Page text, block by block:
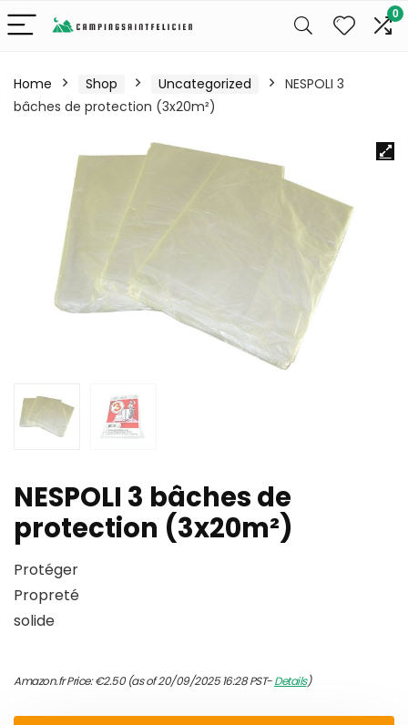
0
Home Shop Uncategorized
NESPOLI 3
bâches de protection (3x20m²)
NESPOLI 3 bâches de
protection (3x20m²)
Protéger
Propreté
solide
Amazon.fr Price:€2.50(as of 20/09/2025 16:28 PST-Details)